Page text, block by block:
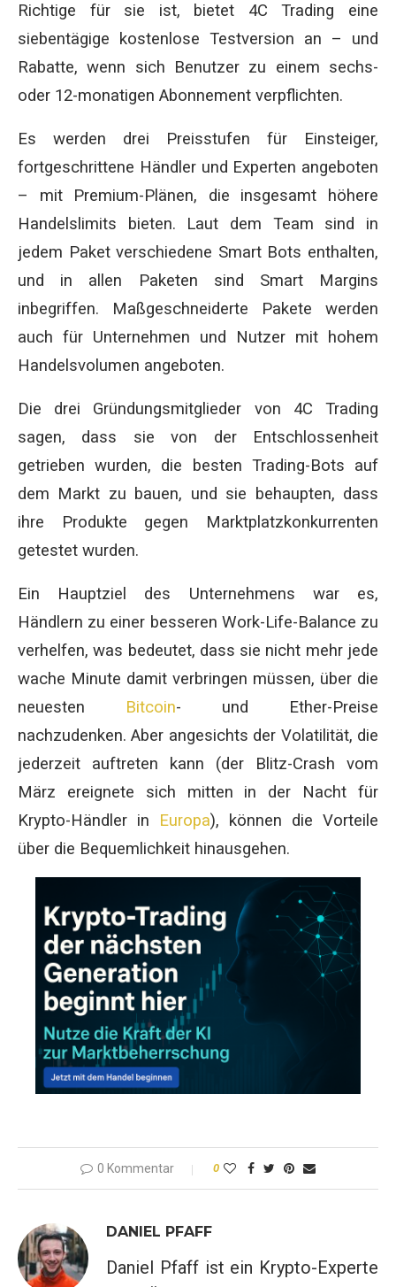
Richtige für sie ist, bietet 4C Trading eine
siebentägige kostenlose Testversion an – und
Rabatte, wenn sich Benutzer zu einem sechs-
oder 12-monatigen Abonnement verpflichten.
Es werden drei Preisstufen für Einsteiger,
fortgeschrittene Händler und Experten angeboten
– mit Premium-Plänen, die insgesamt höhere
Handelslimits bieten. Laut dem Team sind in
jedem Paket verschiedene Smart Bots enthalten,
und in allen Paketen sind Smart Margins
inbegriffen. Maßgeschneiderte Pakete werden
auch für Unternehmen und Nutzer mit hohem
Handelsvolumen angeboten.
Die drei Gründungsmitglieder von 4C Trading
sagen, dass sie von der Entschlossenheit
getrieben wurden, die besten Trading-Bots auf
dem Markt zu bauen, und sie behaupten, dass
ihre Produkte gegen Marktplatzkonkurrenten
getestet wurden.
Ein Hauptziel des Unternehmens war es,
Händlern zu einer besseren Work-Life-Balance zu
verhelfen, was bedeutet, dass sie nicht mehr jede
wache Minute damit verbringen müssen, über die
neuesten Bitcoin- und Ether-Preise
nachzudenken. Aber angesichts der Volatilität, die
jederzeit auftreten kann (der Blitz-Crash vom
März ereignete sich mitten in der Nacht für
Krypto-Händler in Europa), können die Vorteile
über die Bequemlichkeit hinausgehen.
0 Kommentar 0
DANIEL PFAFF
Daniel Pfaff ist ein Krypto-Experte